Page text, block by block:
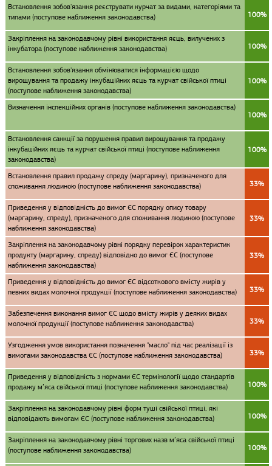
Встановлення зобов'язання реєструвати курчат за видами, категоріями та
типами (поступове наближення законодавства)
100%
Закріплення на законодавчому рівні використання яєць, вилучених з
інкубатора (поступове наближення законодавства)
100%
Встановлення зобов'язання обмінюватися інформацією щодо
вирощування та продажу інкубаційних яєць та курчат свійської птиці
(поступове наближення законодавства)
100%
Визначення інспекційних органів (поступове наближення законодавства)
100%
Встановлення санкції за порушення правил вирощування та продажу
інкубаційних яєць та курчат свійської птиці (поступове наближення
законодавства)
100%
Встановлення правил продажу спреду (маргарину), призначеного для
споживання людиною (поступове наближення законодавства)
33%
Приведення у відповідність до вимог ЄС порядку опису товару
(маргарину, спреду), призначеного для споживання людиною (поступове
наближення законодавства)
33%
Закріплення на законодавчому рівні порядку перевірок характеристик
продукту (маргарину, спреду) відповідно до вимог ЄС (поступове
наближення законодавства)
33%
Приведення у відповідність до вимог ЄС відсоткового вмісту жирів у
певних видах молочної продукції (поступове наближення законодавства)
33%
Забезпечення виконання вимог ЄС щодо вмісту жирів у деяких видах
молочної продукції (поступове наближення законодавства)
33%
Узгодження умов використання позначення "масло" під час реалізації із
вимогами законодавства ЄС (поступове наближення законодавства)
33%
Приведення у відповідність з нормами ЄС термінології щодо стандартів
продажу м’яса свійської птиці (поступове наближення законодавства)
100%
Закріплення на законодавчому рівні форм туші свійської птиці, які
відповідають вимогам ЄС (поступове наближення законодавства)
100%
Закріплення на законодавчому рівні торгових назв м’яса свійської птиці
(поступове наближення законодавства)
100%